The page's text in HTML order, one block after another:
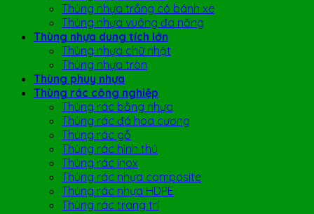
Thùng nhựa trắng có bánh xe
Thùng nhựa vuông đa năng
Thùng nhựa dung tích lớn
Thùng nhựa chữ nhật
Thùng nhựa tròn
Thùng phuy nhựa
Thùng rác công nghiệp
Thùng rác bằng nhựa
Thùng rác đá hoa cương
Thùng rác gỗ
Thùng rác hình thú
Thùng rác inox
Thùng rác nhựa composite
Thùng rác nhựa HDPE
Thùng rác trang trí